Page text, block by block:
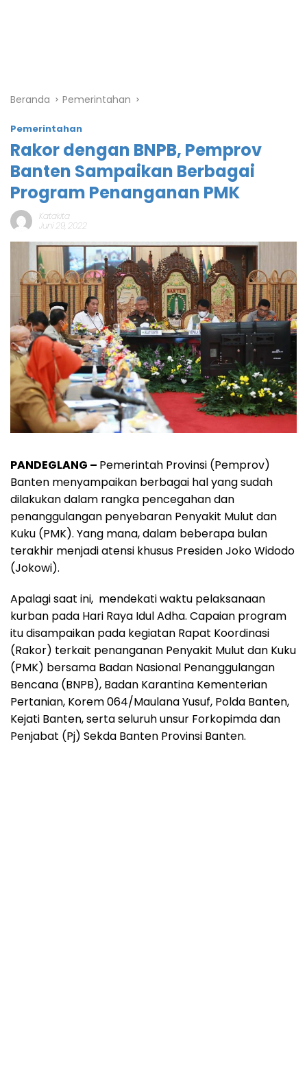
Beranda Pemerintahan
Pemerintahan
Rakor dengan BNPB, Pemprov
Banten Sampaikan Berbagai
Program Penanganan PMK
Katakita
Juni 29, 2022
PANDEGLANG – Pemerintah Provinsi (Pemprov)
Banten menyampaikan berbagai hal yang sudah
dilakukan dalam rangka pencegahan dan
penanggulangan penyebaran Penyakit Mulut dan
Kuku (PMK). Yang mana, dalam beberapa bulan
terakhir menjadi atensi khusus Presiden Joko Widodo
(Jokowi).
Apalagi saat ini, mendekati waktu pelaksanaan
kurban pada Hari Raya Idul Adha. Capaian program
itu disampaikan pada kegiatan Rapat Koordinasi
(Rakor) terkait penanganan Penyakit Mulut dan Kuku
(PMK) bersama Badan Nasional Penanggulangan
Bencana (BNPB), Badan Karantina Kementerian
Pertanian, Korem 064/Maulana Yusuf, Polda Banten,
Kejati Banten, serta seluruh unsur Forkopimda dan
Penjabat (Pj) Sekda Banten Provinsi Banten.